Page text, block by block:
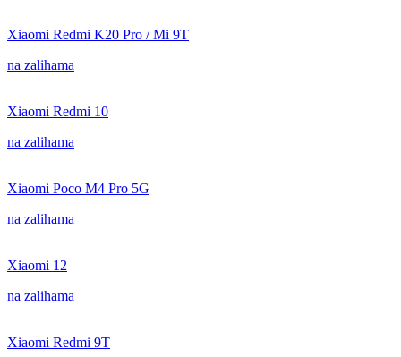
Xiaomi Redmi K20 Pro / Mi 9T
na zalihama
Xiaomi Redmi 10
na zalihama
Xiaomi Poco M4 Pro 5G
na zalihama
Xiaomi 12
na zalihama
Xiaomi Redmi 9T